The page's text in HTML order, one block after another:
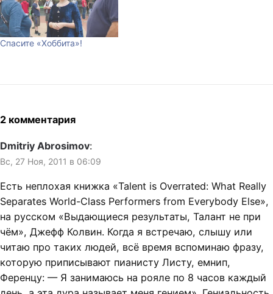
Спасите «Хоббита»!
2 комментария
Dmitriy Abrosimov:
Вс, 27 Ноя, 2011 в 06:09
Есть неплохая книжка «Talent is Overrated: What Really
Separates World-Class Performers from Everybody Else»,
на русском «Выдающиеся результаты, Талант не при
чём», Джефф Колвин. Когда я встречаю, слышу или
читаю про таких людей, всё время вспоминаю фразу,
которую приписывают пианисту Листу, емнип,
Ференцу: — Я занимаюсь на рояле по 8 часов каждый